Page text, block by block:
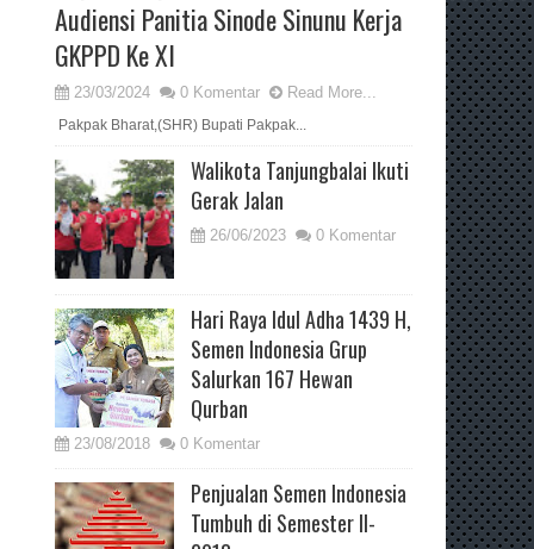
Audiensi Panitia Sinode Sinunu Kerja
GKPPD Ke XI
23/03/2024 0 Komentar Read More...
Pakpak Bharat,(SHR) Bupati Pakpak...
Walikota Tanjungbalai Ikuti
Gerak Jalan
26/06/2023 0 Komentar
Hari Raya Idul Adha 1439 H,
Semen Indonesia Grup
Salurkan 167 Hewan
Qurban
23/08/2018 0 Komentar
Penjualan Semen Indonesia
Tumbuh di Semester II-